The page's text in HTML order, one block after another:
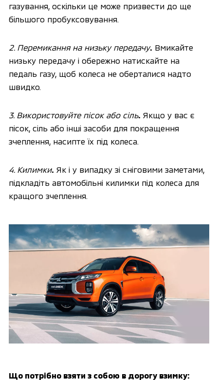
газування, оскільки це може призвести до ще
більшого пробуксовування.
2. Перемикання на низьку передачу. Вмикайте
низьку передачу і обережно натискайте на
педаль газу, щоб колеса не оберталися надто
швидко.
3. Використовуйте пісок або сіль. Якщо у вас є
пісок, сіль або інші засоби для покращення
зчеплення, насипте їх під колеса.
4. Килимки. Як і у випадку зі сніговими заметами,
підкладіть автомобільні килимки під колеса для
кращого зчеплення.
Що потрібно взяти з собою в дорогу взимку: